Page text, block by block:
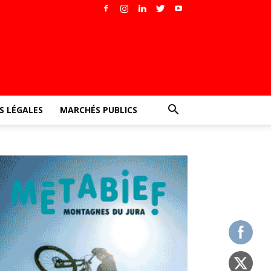
LÉGALES MARCHÉS PUBLICS